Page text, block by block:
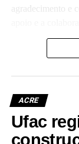
agradecimento e
(Camila
Leia Mais: UFAC
ACRE
Ufac